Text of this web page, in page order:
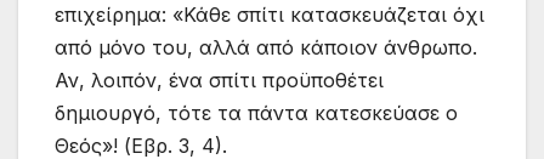
επιχείρημα: «Κάθε σπίτι κατασκευάζεται όχι
από μόνο του, αλλά από κάποιον άνθρωπο.
Αν, λοιπόν, ένα σπίτι προϋποθέτει
δημιουργό, τότε τα πάντα κατεσκεύασε ο
Θεός»! (Εβρ. 3, 4).